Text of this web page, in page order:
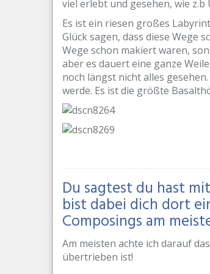
viel erlebt und gesehen, wie
Es ist ein riesen großes
Glück sagen, dass diese Wege
Wege schon makiert waren,
aber es dauert eine ganze
noch längst nicht alles
werde. Es ist die größte
Du sagtest du hast
bist dabei dich dort
Composings am
Am meisten achte ich darauf
übertrieben ist!